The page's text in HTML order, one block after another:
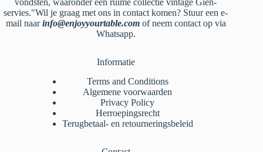
vondsten, waaronder een ruime collectie vintage Gien-
servies."Wil je graag met ons in contact komen? Stuur een e-
mail naarinfo@enjoyyourtable.comof neem contact op via
Whatsapp.
Informatie
Terms and Conditions
Algemene voorwaarden
Privacy Policy
Herroepingsrecht
Terugbetaal- en retourneringsbeleid